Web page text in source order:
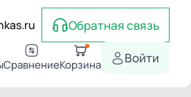
Обратная связь
СравнениеКорзина Войти